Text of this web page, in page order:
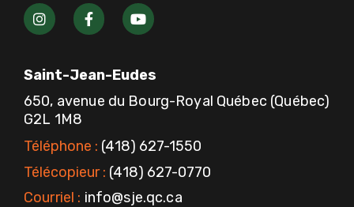
I
n
s
a
g
r
a
m
F
a
c
o
o
k
Y
o
u
u
b
e
Saint-Jean-Eudes
650, avenue du Bourg-Royal Québec (Québec)
G2L 1M8
Téléphone : (418) 627-1550
Télécopieur : (418) 627-0770
Courriel : info@sje.qc.ca